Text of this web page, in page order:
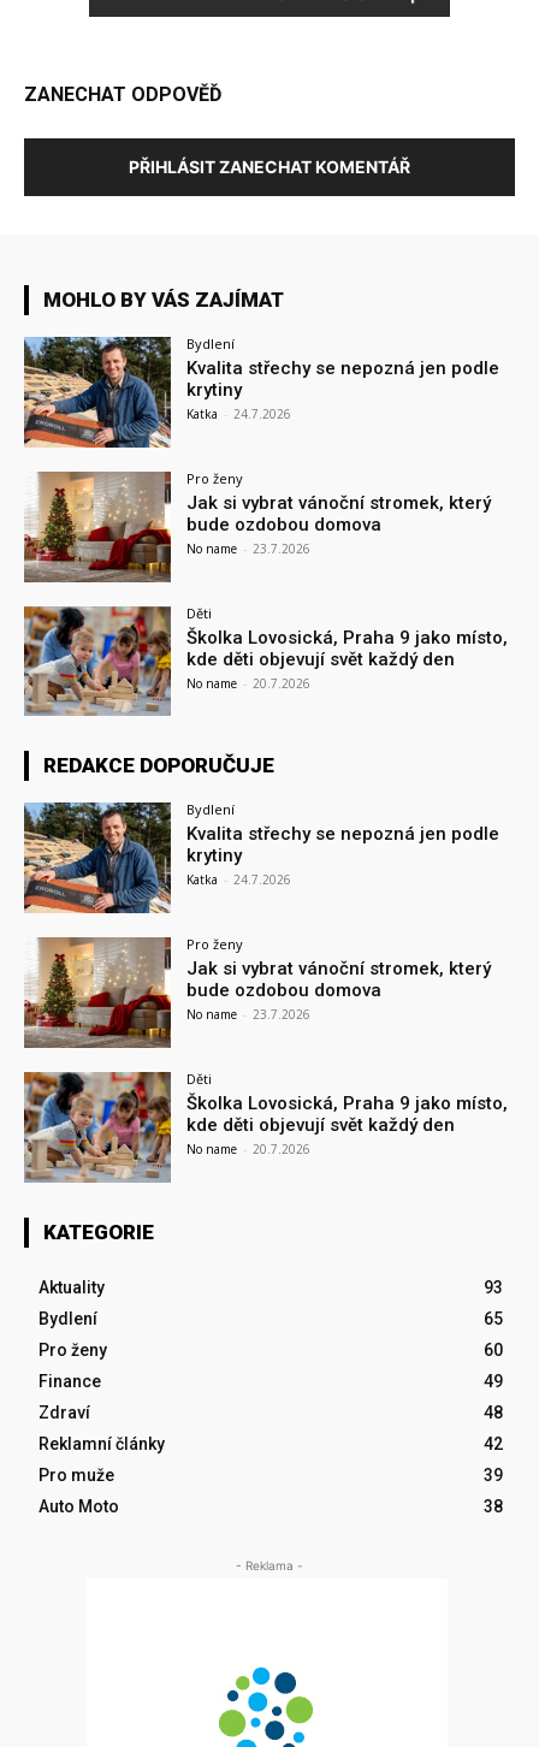
ZANECHAT ODPOVĚĎ
PŘIHLÁSIT ZANECHAT KOMENTÁŘ
MOHLO BY VÁS ZAJÍMAT
Bydlení
Kvalita střechy se nepozná jen podle
krytiny
Katka - 24.7.2026
Pro ženy
Jak si vybrat vánoční stromek, který
bude ozdobou domova
No name - 23.7.2026
Děti
Školka Lovosická, Praha 9 jako místo,
kde děti objevují svět každý den
No name - 20.7.2026
REDAKCE DOPORUČUJE
Bydlení
Kvalita střechy se nepozná jen podle
krytiny
Katka - 24.7.2026
Pro ženy
Jak si vybrat vánoční stromek, který
bude ozdobou domova
No name - 23.7.2026
Děti
Školka Lovosická, Praha 9 jako místo,
kde děti objevují svět každý den
No name - 20.7.2026
KATEGORIE
Aktuality
93
Bydlení
65
Pro ženy
60
Finance
49
Zdraví
48
Reklamní články
42
Pro muže
39
Auto Moto
38
- Reklama -